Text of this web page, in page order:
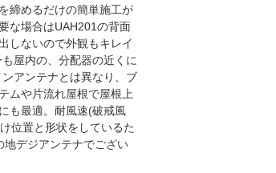
締めるだけの簡単施工が
な場合はUAH201の背面
しないので外観もキレイ
屋内の、分配器の近くに
アンテナとは異なり、ブ
ムや片流れ屋根で屋根上
も最適。耐風速(破戒風
位置と形状をしているた
デジアンテナでござい